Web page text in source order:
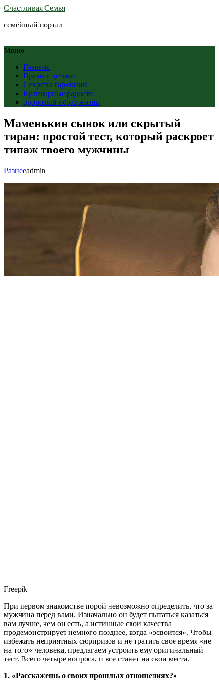
Счастливая Семья
семейный портал
Меню
Главная
Время с детьми
Секреты гармонии
Кулинарные радости
Здоровый образ жизни
Маменькин сынок или скрытый
тиран: простой тест, который раскроет
типаж твоего мужчины
Разноеadmin
Freepik
При первом знакомстве порой невозможно определить, что за
мужчина перед вами. Изначально он будет пытаться казаться
вам лучше, чем он есть, а истинные свои качества
продемонстрирует немного позднее, когда «освоится». Чтобы
избежать неприятных сюрпризов и не тратить свое время «не
на того» человека, предлагаем устроить ему оригинальный
тест. Всего четыре вопроса, и все станет на свои места.
1. «Расскажешь о своих прошлых отношениях?»